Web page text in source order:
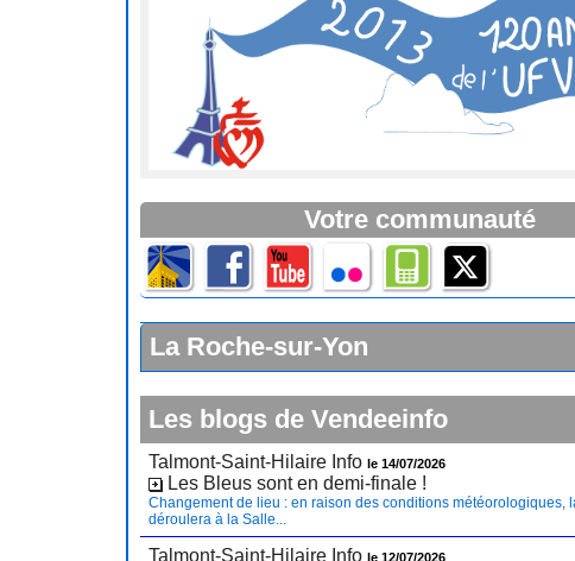
Votre communauté
La Roche-sur-Yon
Les blogs de Vendeeinfo
Talmont-Saint-Hilaire Infole 14/07/2026
Les Bleus sont en demi-finale !
Changement de lieu : en raison des conditions météorologiques,
déroulera à la Salle...
Talmont-Saint-Hilaire Infole 12/07/2026